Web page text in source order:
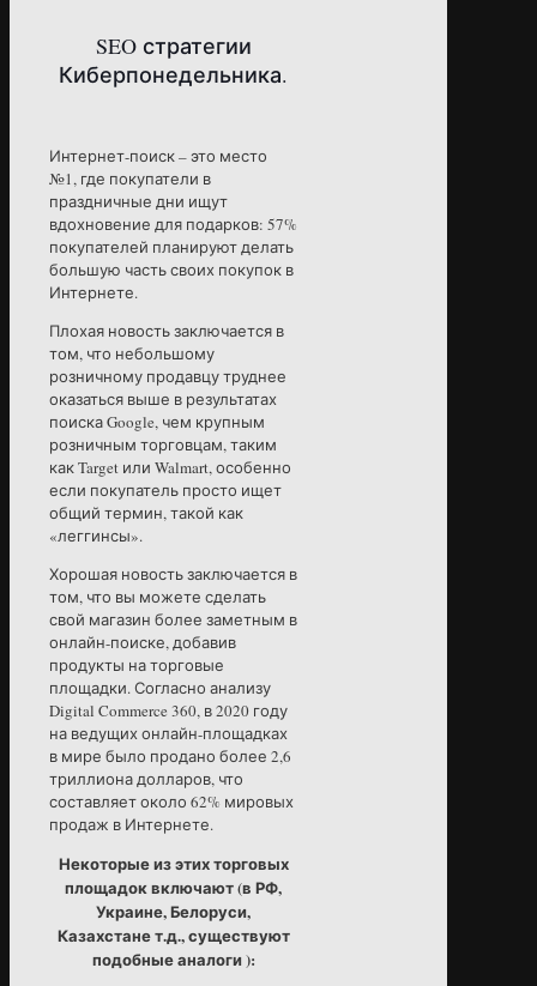
SEO стратегии
Киберпонедельника.
Интернет-поиск – это место
№1, где покупатели в
праздничные дни ищут
вдохновение для подарков: 57%
покупателей планируют делать
большую часть своих покупок в
Интернете.
Плохая новость заключается в
том, что небольшому
розничному продавцу труднее
оказаться выше в результатах
поиска Google, чем крупным
розничным торговцам, таким
как Target или Walmart, особенно
если покупатель просто ищет
общий термин, такой как
«леггинсы».
Хорошая новость заключается в
том, что вы можете сделать
свой магазин более заметным в
онлайн-поиске, добавив
продукты на торговые
площадки. Согласно анализу
Digital Commerce 360, в 2020 году
на ведущих онлайн-площадках
в мире было продано более 2,6
триллиона долларов, что
составляет около 62% мировых
продаж в Интернете.
Некоторые из этих торговых
площадок включают (в РФ,
Украине, Белоруси,
Казахстане т.д., существуют
подобные аналоги ):